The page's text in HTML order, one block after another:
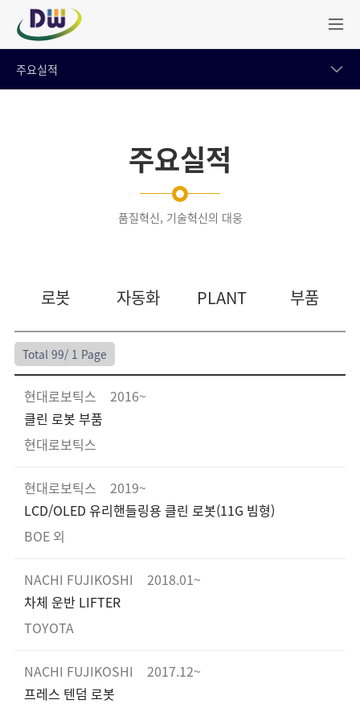
주요실적
주요실적
품질혁신, 기술혁신의 대웅
로봇 자동화 PLANT 부품
Total 99/1 Page
현대로보틱스
2016~
클린 로봇 부품
현대로보틱스
현대로보틱스
2019~
LCD/OLED 유리핸들링용 클린 로봇(11G 빔형)
BOE 외
NACHI FUJIKOSHI
2018.01~
차체 운반 LIFTER
TOYOTA
NACHI FUJIKOSHI
2017.12~
프레스 텐덤 로봇